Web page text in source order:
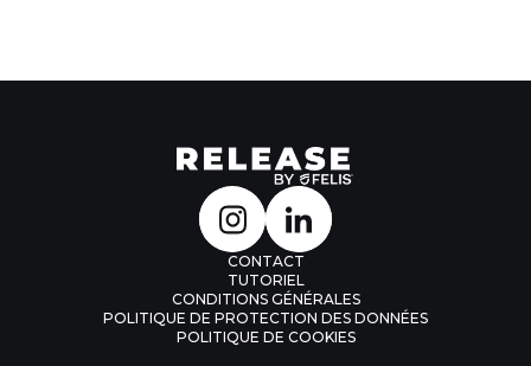
CONTACT
TUTORIEL
CONDITIONS GÉNÉRALES
POLITIQUE DE PROTECTION DES DONNÉES
POLITIQUE DE COOKIES